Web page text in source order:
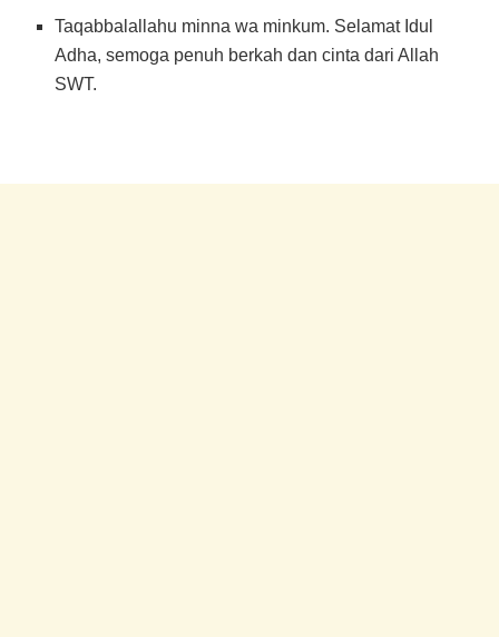
Taqabbalallahu minna wa minkum. Selamat Idul
Adha, semoga penuh berkah dan cinta dari Allah
SWT.